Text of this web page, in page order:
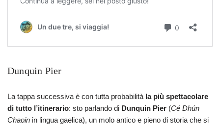
Dunquin Pier
La tappa successiva è con tutta probabilità la più spettacolare
di tutto l’itinerario: sto parlando di Dunquin Pier (Cé Dhún
Chaoin in lingua gaelica), un molo antico e pieno di storia che si